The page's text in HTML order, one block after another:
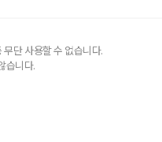
단 사용할 수 없습니다.
습니다.